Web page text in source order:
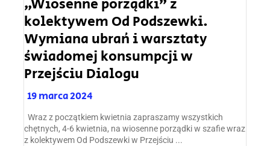
„Wiosenne porządki” z
kolektywem Od Podszewki.
Wymiana ubrań i warsztaty
świadomej konsumpcji w
Przejściu Dialogu
19 marca 2024
Wraz z początkiem kwietnia zapraszamy wszystkich
chętnych, 4-6 kwietnia, na wiosenne porządki w szafie wraz
z kolektywem Od Podszewki w Przejściu ...